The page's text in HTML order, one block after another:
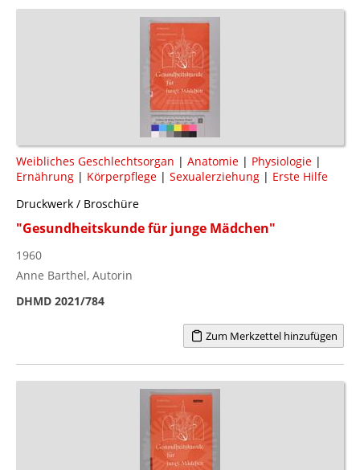
Weibliches Geschlechtsorgan | Anatomie | Physiologie |
Ernährung | Körperpflege | Sexualerziehung | Erste Hilfe
Druckwerk / Broschüre
"Gesundheitskunde für junge Mädchen"
1960
Anne Barthel, Autorin
DHMD 2021/784
Zum Merkzettel hinzufügen